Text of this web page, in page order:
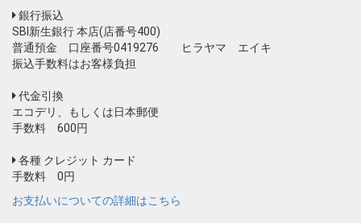
銀行振込
SBI新生銀行 本店(店番号400)
普通預金 口座番号0419276 ヒラヤマ エイキ
振込手数料はお客様負担
代金引換
エコデリ、もしくは日本郵便
手数料 600円
各種 クレジット カード
手数料 0円
お支払いについての詳細はこちら